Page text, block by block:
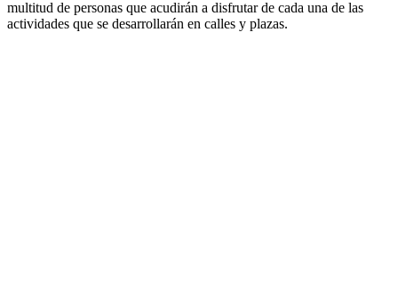
multitud de personas que acudirán a disfrutar de cada una de las
actividades que se desarrollarán en calles y plazas.